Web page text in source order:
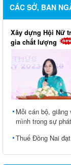
CÁC SỞ, BAN
Xây dựng Hội Nữ
gia chất lượng
Mỗi cán bộ,
mình trong sự
Thuế Đồng Nai